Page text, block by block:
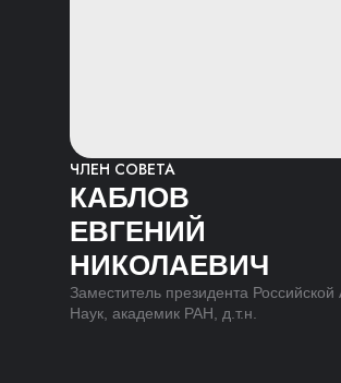
ЧЛЕН СОВЕТА
КАБЛОВ
ЕВГЕНИЙ
НИКОЛАЕВИЧ
Заместитель президента
Наук, академик РАН, д.т.н.